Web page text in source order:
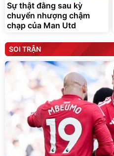
Sự thật đằng sau kỳ
chuyển nhượng chậm
chạp của Man Utd
SOI TRẬN